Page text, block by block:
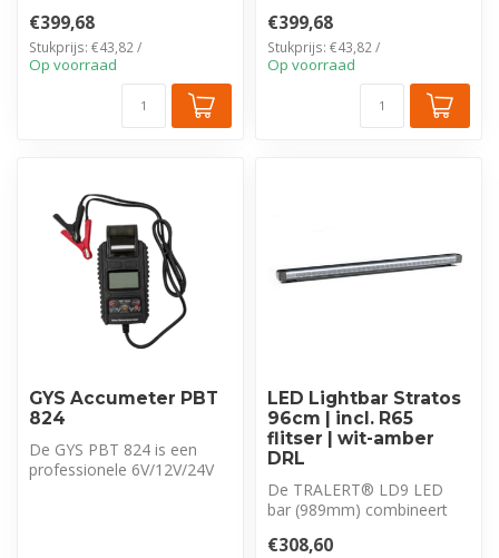
lumen lichtopbrengst...
€399,68
Stukprijs: €43,82 /
Op voorraad
lumen lichtopbrengst...
€399,68
Stukprijs: €43,82 /
Op voorraad
GYS Accumeter PBT
824
De GYS PBT 824 is een
professionele 6V/12V/24V
LED Lightbar Stratos
96cm | incl. R65
flitser | wit-amber
DRL
De TRALERT® LD9 LED
bar (989mm) combineert
krachtig...
€308,60